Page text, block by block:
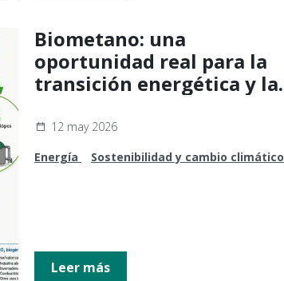
Biometano: una
oportunidad real para la
transición energética y la
12 may 2026
Energía
Sostenibilidad y cambio climático
Leer más